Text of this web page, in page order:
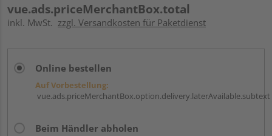
vue.ads.priceMerchantBox.total
inkl. MwSt. zzgl. Versandkosten für Paketdienst
Online bestellen
Auf Vorbestellung:
vue.ads.priceMerchantBox.option.delivery.laterAvailable.subtext
Beim Händler abholen